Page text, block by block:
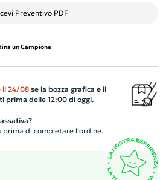
Preventivo PDF
un Campione
il 24/08se la bozza grafica e il
prima delle 12:00 di oggi.
di completare l’ordine.